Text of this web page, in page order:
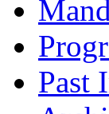
Past